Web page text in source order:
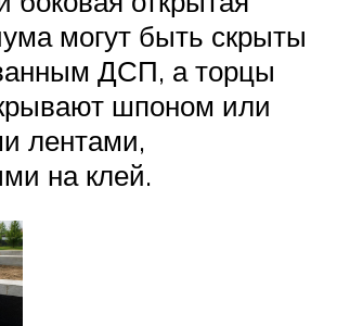
могут быть скрыты
ДСП, а торцы
шпоном или
лентами,
на клей.